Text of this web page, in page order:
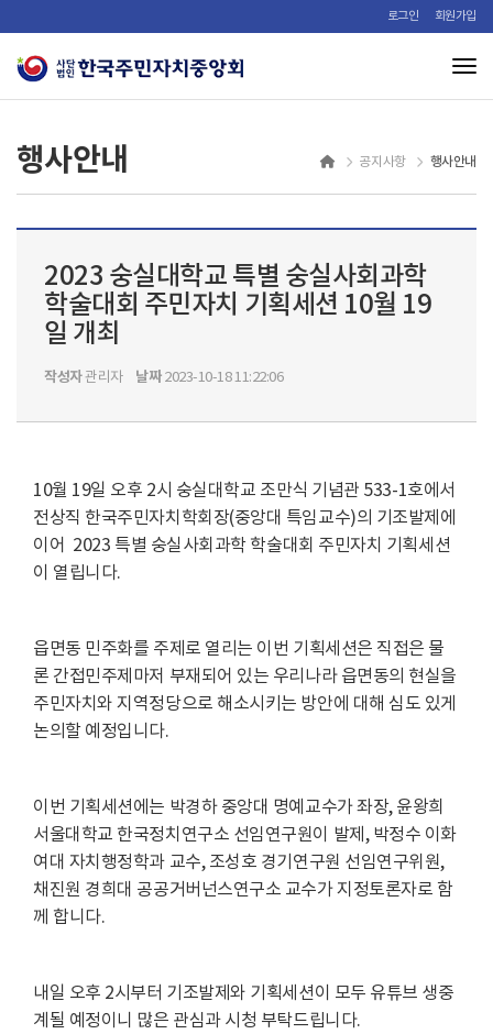
로그인 회원가입
행사안내 공지사항 행사안내
2023 숭실대학교 특별 숭실사회과학
학술대회 주민자치 기획세션 10월 19
일 개최
작성자관리자 날짜2023-10-18 11:22:06
10월 19일 오후 2시 숭실대학교 조만식 기념관 533-1호에서
전상직 한국주민자치학회장(중앙대 특임교수)의 기조발제에
이어 2023 특별 숭실사회과학 학술대회 주민자치 기획세션
이 열립니다.
읍면동 민주화를 주제로 열리는 이번 기획세션은 직접은 물
론 간접민주제마저 부재되어 있는 우리나라 읍면동의 현실을
주민자치와 지역정당으로 해소시키는 방안에 대해 심도 있게
논의할 예정입니다.
이번 기획세션에는 박경하 중앙대 명예교수가 좌장, 윤왕희
서울대학교 한국정치연구소 선임연구원이 발제, 박정수 이화
여대 자치행정학과 교수, 조성호 경기연구원 선임연구위원,
채진원 경희대 공공거버넌스연구소 교수가 지정토론자로 함
께 합니다.
내일 오후 2시부터 기조발제와 기획세션이 모두 유튜브 생중
계될 예정이니 많은 관심과 시청 부탁드립니다.